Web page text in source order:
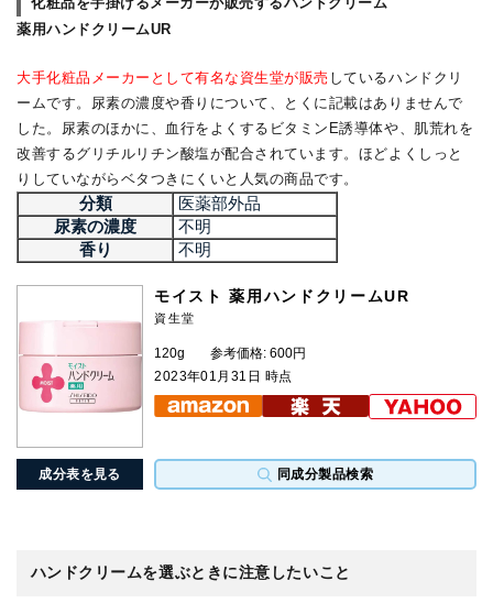
化粧品を手掛けるメーカーが販売するハンドクリーム
薬用ハンドクリームUR
大手化粧品メーカーとして有名な資生堂が販売 しているハンドクリ
ームです。尿素の濃度や香りについて、とくに記載はありませんで
した。尿素のほかに、血行をよくするビタミンE誘導体や、肌荒れを
改善するグリチルリチン酸塩が配合されています。ほどよくしっと
りしていながらベタつきにくいと人気の商品です。
分類
医薬部外品
尿素の濃度
不明
香り
不明
成分表を見る 同成分製品検索
モイスト 薬用ハンドクリームUR
資生堂
120g
参考価格: 600円
2023年01月31日 時点
ハンドクリームを選ぶときに注意したいこと